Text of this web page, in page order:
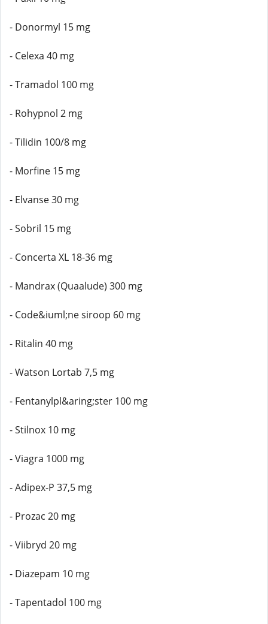
- Donormyl 15 mg
- Celexa 40 mg
- Tramadol 100 mg
- Rohypnol 2 mg
- Tilidin 100/8 mg
- Morfine 15 mg
- Elvanse 30 mg
- Sobril 15 mg
- Concerta XL 18-36 mg
- Mandrax (Quaalude) 300 mg
- Code&iuml;ne siroop 60 mg
- Ritalin 40 mg
- Watson Lortab 7,5 mg
- Fentanylpl&aring;ster 100 mg
- Stilnox 10 mg
- Viagra 1000 mg
- Adipex-P 37,5 mg
- Prozac 20 mg
- Viibryd 20 mg
- Diazepam 10 mg
- Tapentadol 100 mg